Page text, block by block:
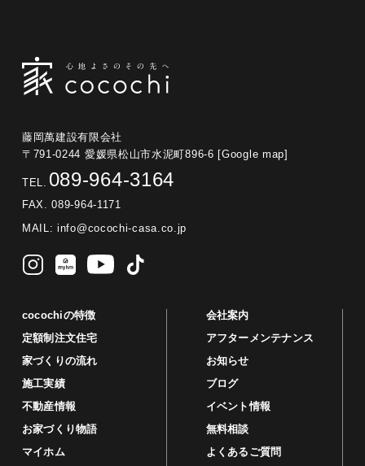
藤岡萬建設有限会社
〒791-0244 愛媛県松山市水泥町896-6 [Google map]
TEL. 089-964-3164
FAX. 089-964-1171
MAIL: info@cocochi-casa.co.jp
cocochiの特徴
定額制注文住宅
家づくりの流れ
施工実績
不動産情報
お家づくり物語
マイホム
会社案内
アフターメンテナンス
お知らせ
ブログ
イベント情報
無料相談
よくあるご質問